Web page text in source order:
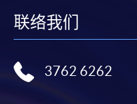
交下期學費的學員，提
程設有此服務，課程負
網上支付可通過「繳費
VISA 或 Mastercard、
联络我们
3762 6262